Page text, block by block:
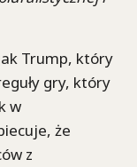
Trump, który
gry, który
w
że
z